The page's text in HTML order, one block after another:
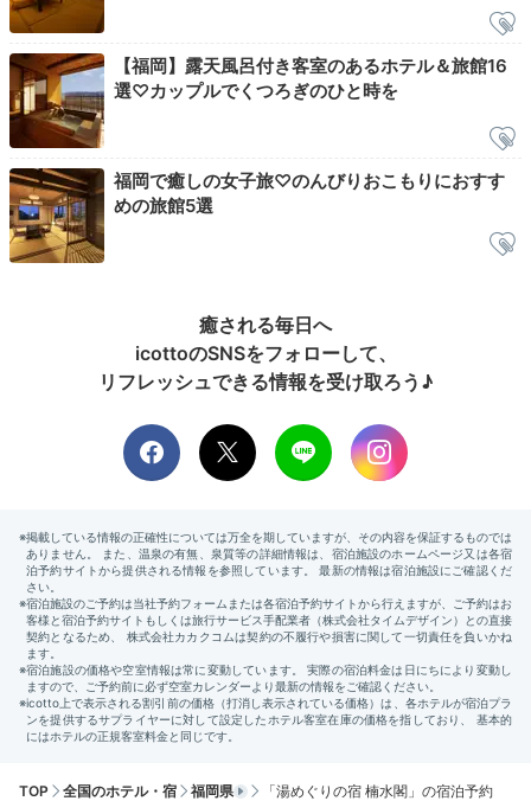
ジは旅館で受付してくれて便利です。
食事処もあり、夜に小腹が空
いても大丈夫だなと思いました。
2日目
体に優しい
和朝食一例 食
焼き魚や卵焼き、豆腐、煮物などに加え、料理長手作り
【福岡】露天風呂付き客室のあるホテル＆旅館16
選♡カップルでくつろぎのひと時を
福岡で癒しの女子旅♡のんびりおこもりにおすす
めの旅館5選
癒される毎日へ
icottoのSNSをフォローして、
リフレッシュできる情報を受け取ろう♪
TOP 全国のホテル・宿 福岡県 「湯めぐりの宿 楠水閣」の宿泊予約